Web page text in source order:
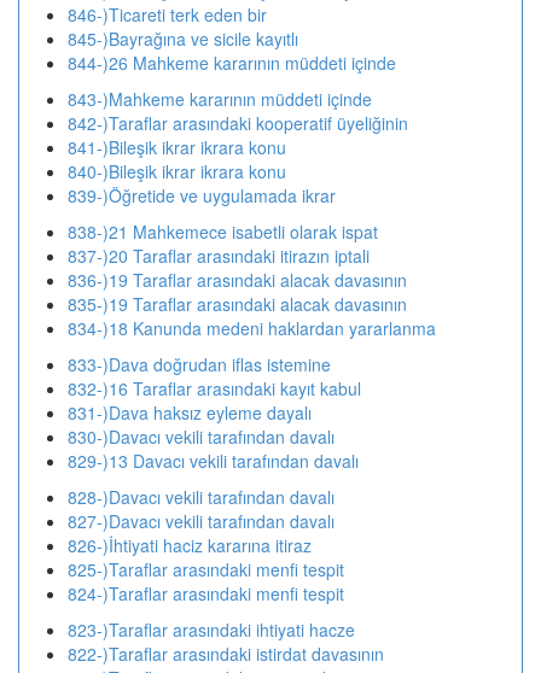
846-)Ticareti terk eden bir
845-)Bayrağına ve sicile kayıtlı
844-)26 Mahkeme kararının müddeti içinde
843-)Mahkeme kararının müddeti içinde
842-)Taraflar arasındaki kooperatif üyeliğinin
841-)Bileşik ikrar ikrara konu
840-)Bileşik ikrar ikrara konu
839-)Öğretide ve uygulamada ikrar
838-)21 Mahkemece isabetli olarak ispat
837-)20 Taraflar arasındaki itirazın iptali
836-)19 Taraflar arasındaki alacak davasının
835-)19 Taraflar arasındaki alacak davasının
834-)18 Kanunda medeni haklardan yararlanma
833-)Dava doğrudan iflas istemine
832-)16 Taraflar arasındaki kayıt kabul
831-)Dava haksız eyleme dayalı
830-)Davacı vekili tarafından davalı
829-)13 Davacı vekili tarafından davalı
828-)Davacı vekili tarafından davalı
827-)Davacı vekili tarafından davalı
826-)İhtiyati haciz kararına itiraz
825-)Taraflar arasındaki menfi tespit
824-)Taraflar arasındaki menfi tespit
823-)Taraflar arasındaki ihtiyati hacze
822-)Taraflar arasındaki istirdat davasının